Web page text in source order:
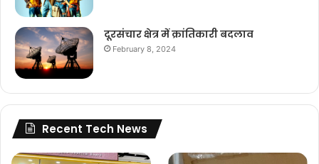
दूरसंचार क्षेत्र में क्रांतिकारी बदलाव
February 8, 2024
Recent Tech News